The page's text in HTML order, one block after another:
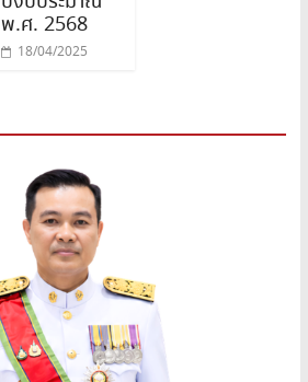
พ.ศ. 2568
18/04/2025